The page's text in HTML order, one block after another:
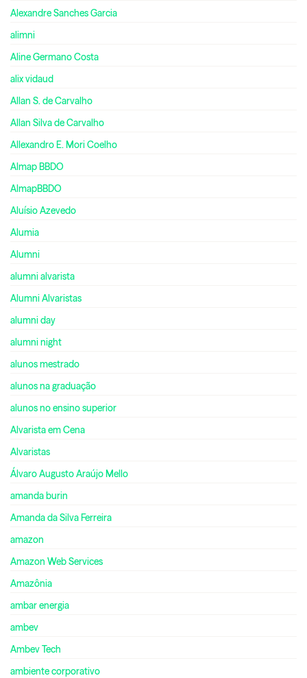
Alexandre Sanches Garcia
alimni
Aline Germano Costa
alix vidaud
Allan S. de Carvalho
Allan Silva de Carvalho
Allexandro E. Mori Coelho
Almap BBDO
AlmapBBDO
Aluísio Azevedo
Alumia
Alumni
alumni alvarista
Alumni Alvaristas
alumni day
alumni night
alunos mestrado
alunos na graduação
alunos no ensino superior
Alvarista em Cena
Alvaristas
Álvaro Augusto Araújo Mello
amanda burin
Amanda da Silva Ferreira
amazon
Amazon Web Services
Amazônia
ambar energia
ambev
Ambev Tech
ambiente corporativo